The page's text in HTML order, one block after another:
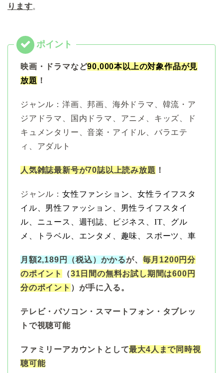
ります。
映画・ドラマなど90,000本以上の対象作品が見
放題 ！
ジャンル：洋画、邦画、海外ドラマ、韓流・ア
ジアドラマ、国内ドラマ、アニメ、キッズ、ド
キュメンタリー、音楽・アイドル、バラエテ
ィ、アダルト
人気雑誌最新号が70誌以上読み放題 ！
ジャンル： 女性ファンション、女性ライフスタ
イル、男性ファッション、男性ライフスタイ
ル、ニュース、週刊誌、ビジネス、IT、グル
メ、トラベル、エンタメ、趣味、スポーツ、車
月額2,189円（税込）かかるが、 毎月1200円分
のポイント
（31日間の無料お試し期間は600円
分のポイント ）が手に入る。
テレビ・パソコン・スマートフォン・タブレッ
トで視聴可能
ファミリーアカウントとして最大4人まで同時視
聴可能